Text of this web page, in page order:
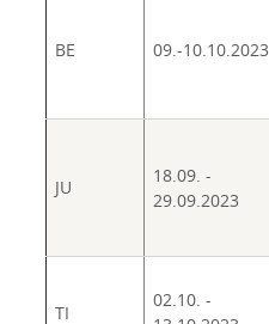
BE 09.-10.10.2023
JU
18.09. -
29.09.2023
TI
02.10. -